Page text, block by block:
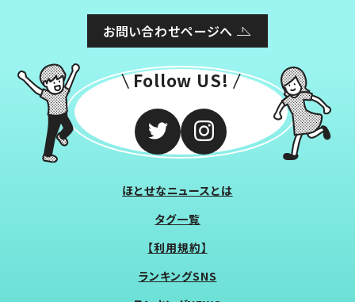
お問い合わせページへ
Follow US!
ほとせなニュースとは
タグ一覧
【利用規約】
ランキングSNS